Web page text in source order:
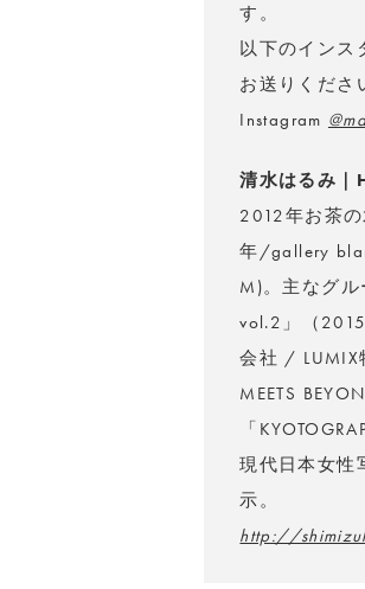
す。
以下のインス
お送りくださ
Instagram
清水はるみ
2012年お茶
年/gallery
M)。主なグル
vol.2」（
会社 / LUMIX
MEETS
「
現代日本女性
示。
http://